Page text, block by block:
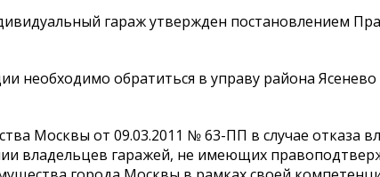
гараж утвержден постановлением
обратиться в управу района Ясенево
Москвы от 09.03.2011 № 63-ПП в случае отказа
владельцев гаражей, не имеющих